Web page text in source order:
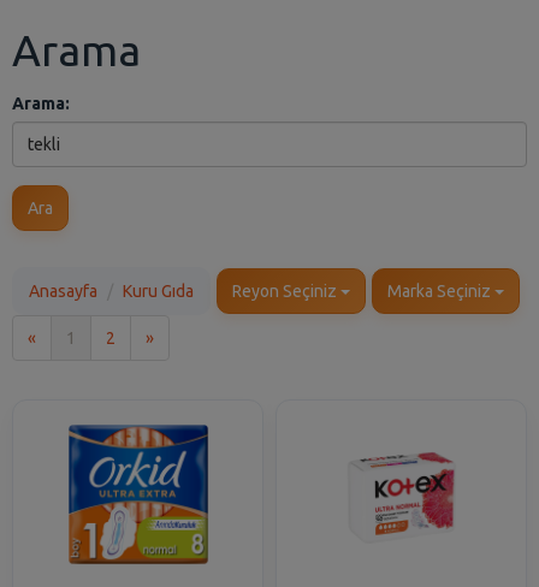
Arama
Arama:
Ara
Anasayfa Kuru Gıda Reyon Seçiniz Marka Seçiniz
« 1 2 »Son